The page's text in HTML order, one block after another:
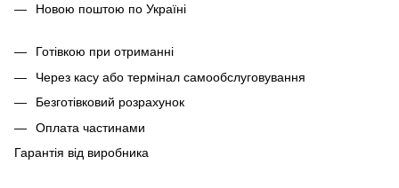
Новою поштою по Україні
Готівкою при отриманні
Через касу або термінал самообслуговування
Безготівковий розрахунок
Оплата частинами
Гарантія від виробника